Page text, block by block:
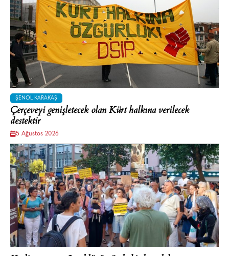
ŞENOL KARAKAŞ
Çerçeveyi genişletecek olan Kürt halkına verilecek
destektir
5 Ağustos 2026